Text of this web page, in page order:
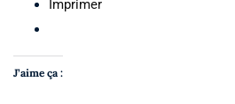
Imprimer
J’aime ça :